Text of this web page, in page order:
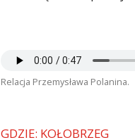
Relacja Przemysława Polanina.
GDZIE: KOŁOBRZEG